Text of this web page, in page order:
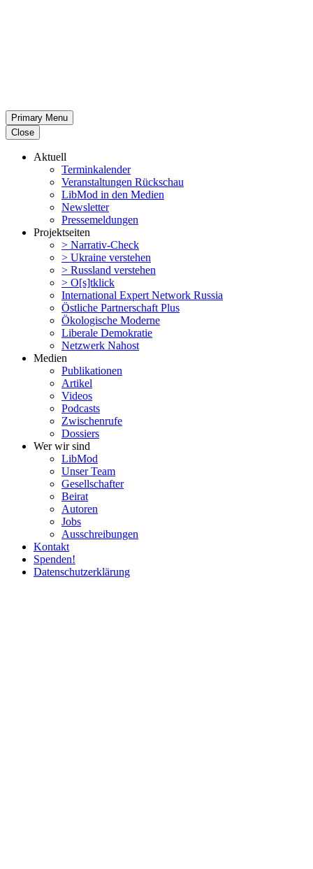
Primary Menu
Close
Aktuell
Termin­ka­lender
Veran­stal­tungen Rückschau
LibMod in den Medien
Newsletter
Presse­mel­dungen
Projekt­seiten
> Narrativ-Check
> Ukraine verstehen
> Russland verstehen
> O[s]tklick
Inter­na­tional Expert Network Russia
Östliche Partner­schaft Plus
Ökolo­gische Moderne
Liberale Demokratie
Netzwerk Nahost
Medien
Publi­ka­tionen
Artikel
Videos
Podcasts
Zwischenrufe
Dossiers
Wer wir sind
LibMod
Unser Team
Gesell­schafter
Beirat
Autoren
Jobs
Ausschrei­bungen
Kontakt
Spenden!
Daten­schutz­er­klärung